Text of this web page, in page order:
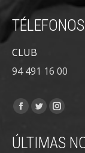
CLUB
94 491 16 00
Encuéntranos en:
Facebook
opens
Twitter
opensopens
ÚLTIMAS